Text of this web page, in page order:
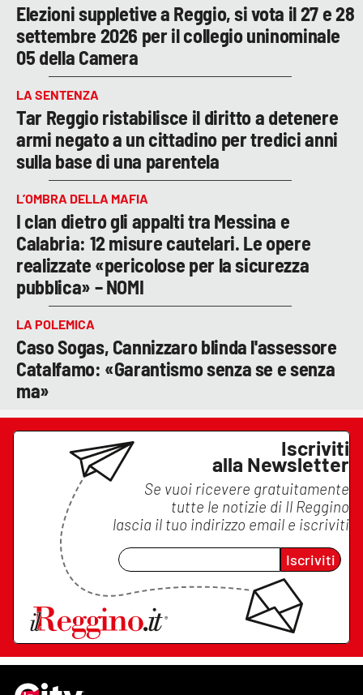
Elezioni suppletive a Reggio, si vota il 27 e 28
settembre 2026 per il collegio uninominale
05 della Camera
LA SENTENZA
Tar Reggio ristabilisce il diritto a detenere
armi negato a un cittadino per tredici anni
sulla base di una parentela
L’OMBRA DELLA MAFIA
I clan dietro gli appalti tra Messina e
Calabria: 12 misure cautelari. Le opere
realizzate «pericolose per la sicurezza
pubblica» – NOMI
LA POLEMICA
Caso Sogas, Cannizzaro blinda l'assessore
Catalfamo: «Garantismo senza se e senza
ma»
Iscriviti
alla Newsletter
Se vuoi ricevere gratuitamente
tutte le notizie di Il Reggino
lascia il tuo indirizzo email e iscriviti
Iscriviti